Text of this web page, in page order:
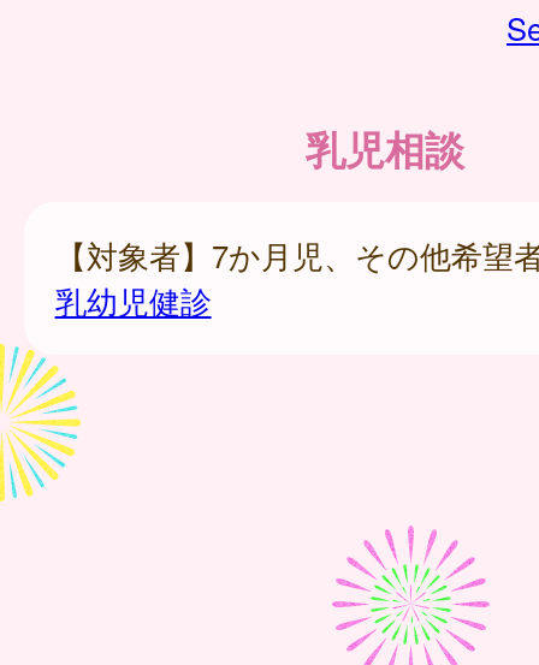
乳児相談
【対象者】7か月児、その他希望
乳幼児健診